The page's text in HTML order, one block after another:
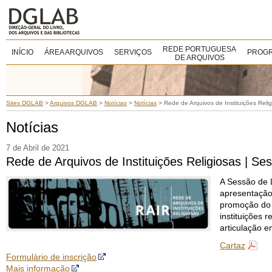
INÍCIO ÁREA ARQUIVOS SERVIÇOS
REDE PORTUGUESA
DE ARQUIVOS
Sites DGLAB >Arquivos DGLAB > Notícias > Notícias > Rede de Arquivos de Instituições
Notícias
7 de Abril de 2021
Rede de Arquivos de Instituições Religiosas |
A Sessão de
promoção
instituições
articulação
Cartaz
Formulário de inscrição
Mais informação